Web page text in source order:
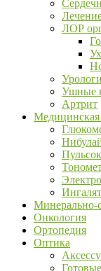
ЛОР
Ушные
Артрит
Медицинская
Минерально-
Онкология
Ортопедия
Оптика